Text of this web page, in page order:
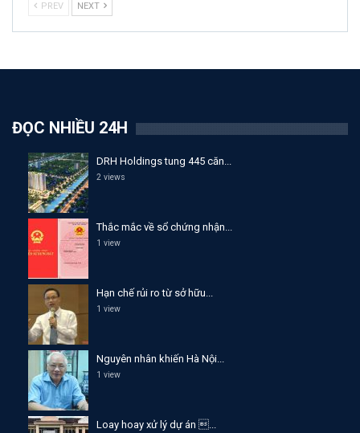
PREV NEXT
ĐỌC NHIỀU 24H
DRH Holdings tung 445 căn...
2 views
Thắc mắc về sổ chứng nhận...
1 view
Hạn chế rủi ro từ sở hữu...
1 view
Nguyên nhân khiến Hà Nội...
1 view
Loay hoay xử lý dự án ...